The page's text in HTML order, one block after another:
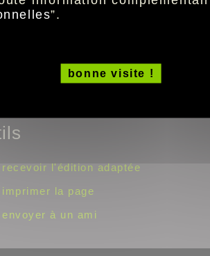
de la Box
et mentions légales
recevoir l'édition adaptée
imprimer la page
envoyer à un ami
”.
bonne visite !